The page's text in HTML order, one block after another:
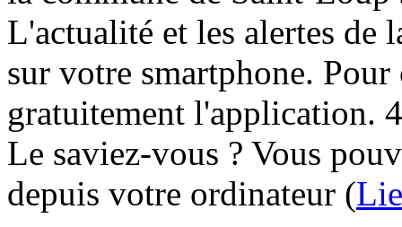
L'actualité et les alertes de
sur votre smartphone.
gratuitement l'application.
Le saviez-vous ? Vous
depuis votre ordinateur (